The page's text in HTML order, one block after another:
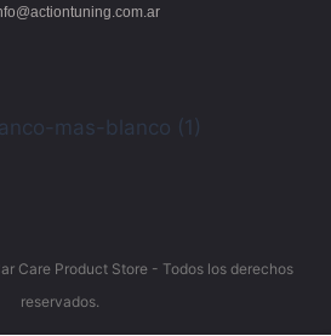
Care Product Store - Todos los derechos
reservados.